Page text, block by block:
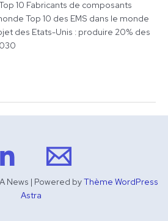
10 Fabricants de composants
Top 10 des EMS dans le monde
des Etats-Unis : produire 20% des
News | Powered byThème WordPress
Astra